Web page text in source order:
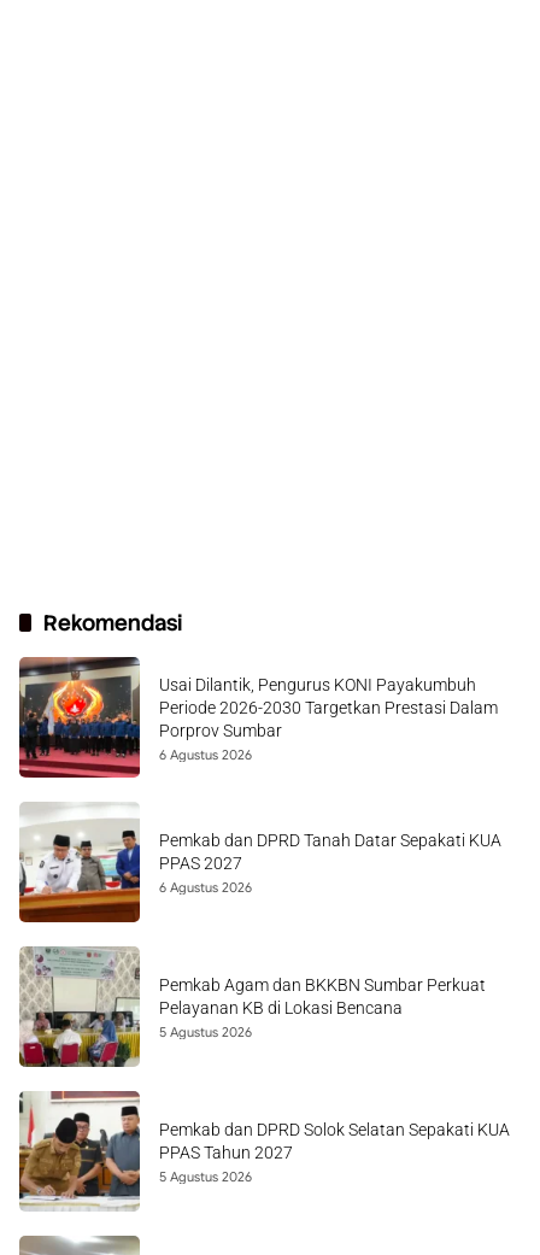
Rekomendasi
Usai Dilantik, Pengurus KONI Payakumbuh
Periode 2026-2030 Targetkan Prestasi Dalam
Porprov Sumbar
6 Agustus 2026
Pemkab dan DPRD Tanah Datar Sepakati KUA
PPAS 2027
6 Agustus 2026
Pemkab Agam dan BKKBN Sumbar Perkuat
Pelayanan KB di Lokasi Bencana
5 Agustus 2026
Pemkab dan DPRD Solok Selatan Sepakati KUA
PPAS Tahun 2027
5 Agustus 2026